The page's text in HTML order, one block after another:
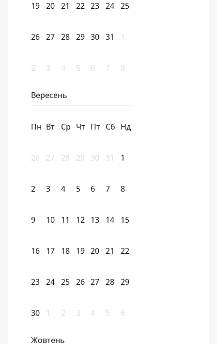
19 20 21 22 23 24 25
26 27 28 29 30 31 1
2 3 4 5 6 7 8
Вересень
Пн Вт Ср Чт Пт Сб Нд
26 27 28 29 30 31 1
2 3 4 5 6 7 8
9 10 11 12 13 14 15
16 17 18 19 20 21 22
23 24 25 26 27 28 29
30 1 2 3 4 5 6
Жовтень